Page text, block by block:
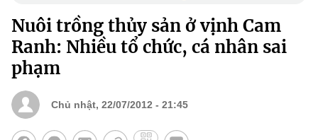
Nuôi trồng thủy sản ở vịnh Cam
Ranh: Nhiều tổ chức, cá nhân sai
phạm
Chủ nhật, 22/07/2012 - 21:45